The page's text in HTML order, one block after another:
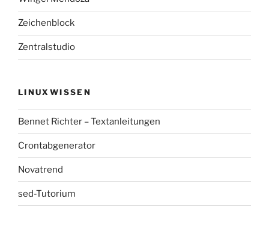
Zeichenblock
Zentralstudio
LINUXWISSEN
Bennet Richter – Textanleitungen
Crontabgenerator
Novatrend
sed-Tutorium